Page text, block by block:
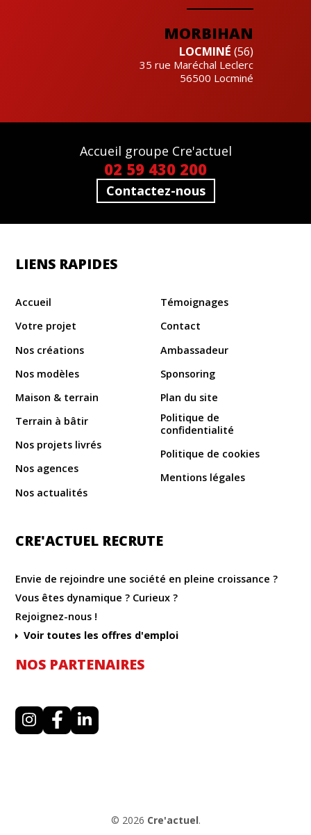
MORBIHAN
LOCMINÉ (56)
35 rue Maréchal Leclerc
56500 Locminé
Accueil groupe Cre'actuel
02 59 430 200
Contactez-nous
LIENS RAPIDES
Accueil
Votre projet
Nos créations
Nos modèles
Maison & terrain
Terrain à bâtir
Nos projets livrés
Nos agences
Nos actualités
Témoignages
Contact
Ambassadeur
Sponsoring
Plan du site
Politique de
confidentialité
Politique de cookies
Mentions légales
CRE'ACTUEL RECRUTE
Envie de rejoindre une société en pleine croissance ?
Vous êtes dynamique ? Curieux ?
Rejoignez-nous !
Voir toutes les offres d'emploi
NOS PARTENAIRES
I
n
F
a
L
i
© 2026 Cre'actuel.